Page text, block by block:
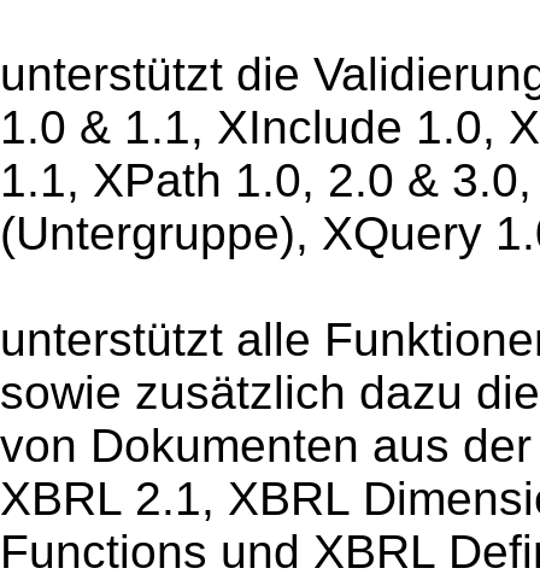
unterstützt die
1.0 & 1.1, XInclude 1.0,
1.1, XPath 1.0, 2.0 &
(Untergruppe), XQuery
unterstützt alle
sowie zusätzlich dazu
von Dokumenten aus
XBRL 2.1, XBRL
Functions und XBRL